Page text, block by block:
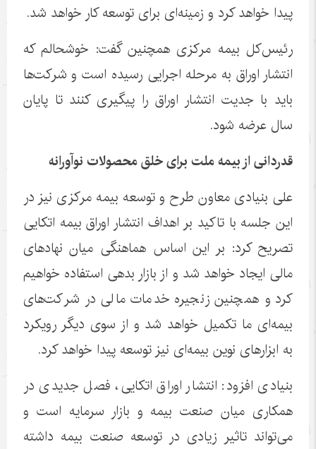
پیدا خواهد کرد و زمینه‌ای برای توسعه کار خواهد شد.
رئیس‌کل بیمه مرکزی همچنین گفت: خوشحالم که
انتشار اوراق به مرحله اجرایی رسیده است و شرکت‌ها
باید با جدیت انتشار اوراق را پیگیری کنند تا پایان
سال عرضه شود.
قدردانی از بیمه ملت برای خلق محصولات نوآورانه
علی بنیادی معاون طرح و توسعه بیمه مرکزی نیز در
این جلسه با تاکید بر اهداف انتشار اوراق بیمه اتکایی
تصریح کرد: بر این اساس هماهنگی میان نهادهای
مالی ایجاد خواهد شد و از بازار بدهی استفاده خواهیم
کرد و همچنین زنجیره خدمات مالی در شرکت‌های
بیمه‌ای ما تکمیل خواهد شد و از سوی دیگر رویکرد
به ابزارهای نوین بیمه‌ای نیز توسعه پیدا خواهد کرد.
بنیادی افزود: انتشار اوراق اتکایی، فصل جدیدی در
همکاری میان صنعت بیمه و بازار سرمایه است و
می‌تواند تاثیر زیادی در توسعه صنعت بیمه داشته